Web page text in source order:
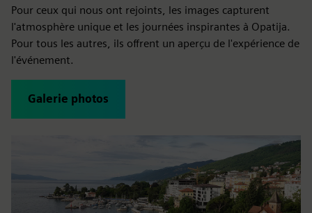
Pour ceux qui nous ont rejoints, les images capturent
l'atmosphère unique et les journées inspirantes à Opatija.
Pour tous les autres, ils offrent un aperçu de l'expérience de
l'événement.
Galerie photos